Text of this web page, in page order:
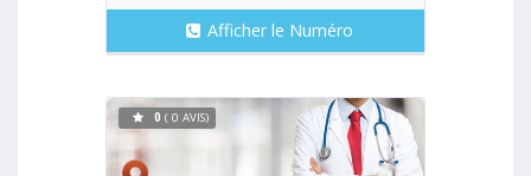
Afficher le Numéro
Voir
0 ( 0 AVIS)